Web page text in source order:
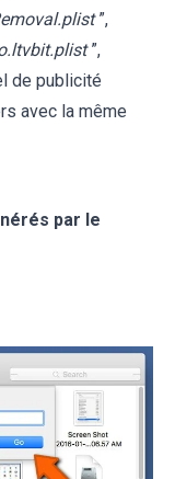
”,
”,
de publicité
avec la même
par le